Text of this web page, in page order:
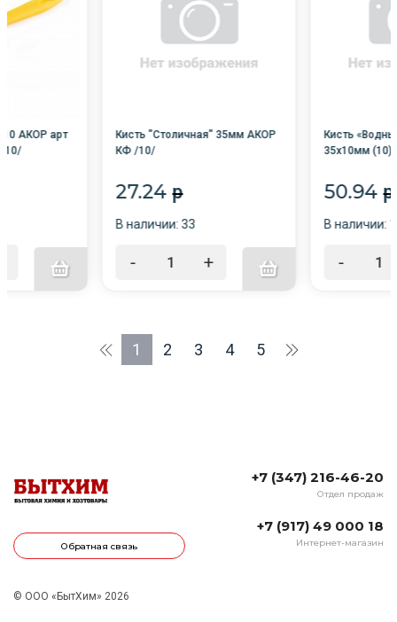
АКОР арт
/10/
Кисть "Столичная" 35мм АКОР
КФ /10/
27.24 p
В наличии: 33
- +
Кисть
35х10мм
50.94 p
В наличии:
-
1 2 3 4 5
Обратная связь
+7 (347) 216-46-20
Отдел продаж
+7 (917) 49 000 18
Интернет-магазин
© ООО «БытХим» 2026